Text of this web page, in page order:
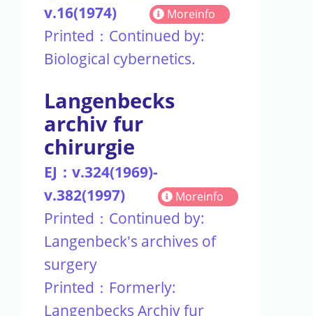
v.16(1974)
Moreinfo
Printed：Continued by:
Biological cybernetics.
Langenbecks
archiv fur
chirurgie
EJ：v.324(1969)-
v.382(1997)
Moreinfo
Printed：Continued by:
Langenbeck's archives of
surgery
Printed：Formerly:
Langenbecks Archiv fur